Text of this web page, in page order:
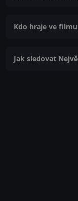
Kdo hraje ve
Jak sledovat